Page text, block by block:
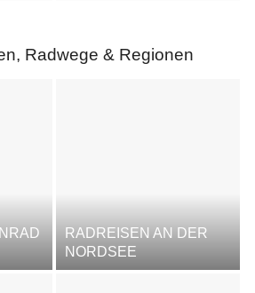
Radwege & Regionen
RADREISEN AN DER
NORDSEE